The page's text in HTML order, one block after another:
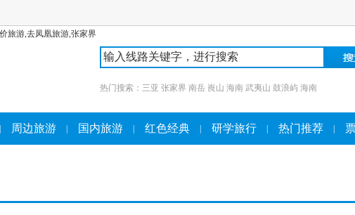
热门搜索： 三亚 张家界 南岳 崀山 海南 武夷山 鼓浪屿 海南
周边旅游 国内旅游 红色经典 研学旅行 热门推荐